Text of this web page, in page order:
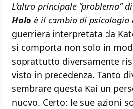
L’altro principale “problema”
Halo è il cambio di psicologia
guerriera interpretata da
si comporta non solo in
soprattutto diversamente
visto in precedenza. Tanto
sembrare questa Kai un
nuovo. Certo: le sue azioni